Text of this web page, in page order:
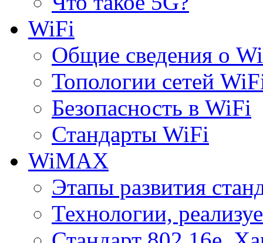
WiFi
Общие сведения о
Топологии сетей
Безопасность в WiFi
Стандарты WiFi
WiMAX
Этапы развития
Технологии,